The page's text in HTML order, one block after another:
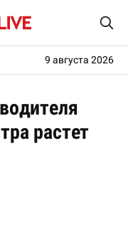
9 августа 2026
растет